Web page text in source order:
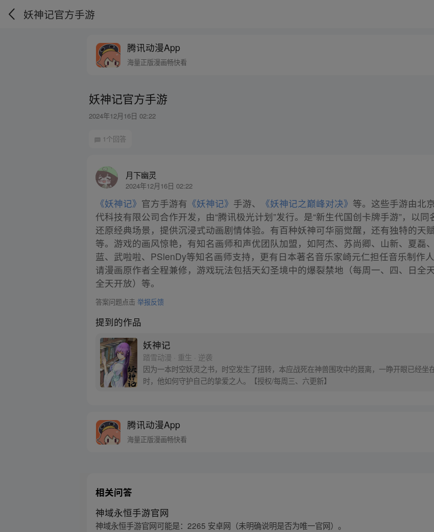
妖神记官方手游
腾讯动漫App
海量正版漫画畅快看
妖神记官方手游
2024年12月16日 02:22
1个回答
月下幽灵
2024年12月16日 02:22
《妖神记》 官方手游有 《妖神记》 手游、 《妖神记之巅峰对决》 等。这些手游由北
代科技有限公司合作开发，由“腾讯极光计划”发行。是“新生代国创卡牌手游”，以
还原经典场景，提供沉浸式动画剧情体验。有百种妖神可华丽觉醒，还有独特的天
等。游戏的画风惊艳，有知名画师和声优团队加盟，如阿杰、苏尚卿、山新、夏磊
蓝、武啦啦、PSlenDy等知名画师支持，更有日本著名音乐家崎元仁担任音乐制作
请漫画原作者全程兼修，游戏玩法包括天幻圣境中的爆裂禁地（每周一、四、日全
全天开放）等。
答案问题点击举报反馈
提到的作品
妖神记
踏雪动漫 · 重生 · 逆袭
因为一本时空妖灵之书，时空发生了扭转，本应战死在神兽围攻中的聂离，一睁开眼已经坐
时，他如何守护自己的挚爱之人。【授权/每周三、六更新】
腾讯动漫App
海量正版漫画畅快看
相关问答
神域永恒手游官网
神域永恒手游官网可能是：2265 安卓网（未明确说明是否为唯一官网）。